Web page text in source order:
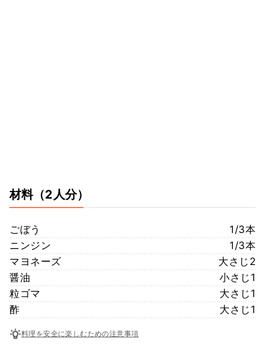
材料（2人分）
ごぼう
1/3本
ニンジン
1/3本
マヨネーズ
大さじ2
醤油
小さじ1
粒ゴマ
大さじ1
酢
大さじ1
料理を安全に楽しむための注意事項